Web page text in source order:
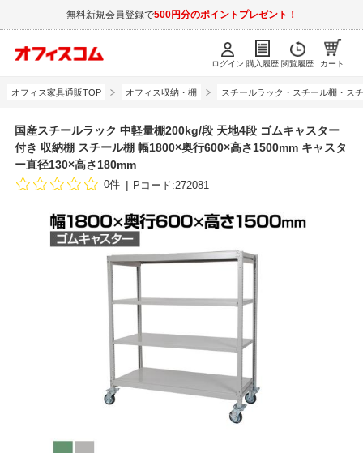
無料新規会員登録で500円分のポイントプレゼント！
ログイン 購入履歴 閲覧履歴 カート
オフィス家具通販TOP オフィス収納・棚 スチールラック・スチール棚・ス
国産スチールラック 中軽量棚200kg/段 天地4段 ゴムキャスター
付き 収納棚 スチール棚 幅1800×奥行600×高さ1500mm キャスタ
ー直径130×高さ180mm
0件 Pコード:272081